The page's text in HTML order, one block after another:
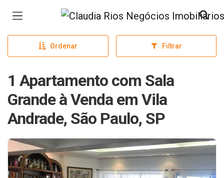
Página inicial
Ordenar Filtrar
1 Apartamento com Sala
Grande à Venda em Vila
Andrade, São Paulo, SP